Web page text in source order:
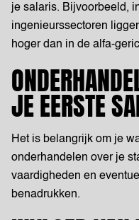
je salaris. Bijvoorbeeld,
ingenieurssectoren
hoger dan in de alfa-
JE EERSTE
Het is belangrijk om je
onderhandelen over je
vaardigheden en
benadrukken.